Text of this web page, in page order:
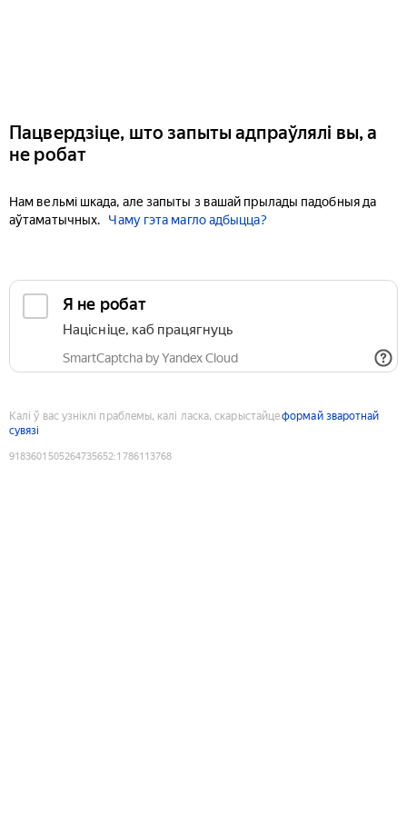
Пацвердзіце, што запыты адпраўлялі вы, а
не робат
Нам вельмі шкада, але запыты з вашай прылады падобныя да
аўтаматычных.
Чаму гэта магло адбыцца?
Я не робат
Націсніце, каб працягнуць
SmartCaptcha by Yandex Cloud
Калі ў вас узніклі праблемы, калі ласка, скарыстайцеформай зваротнай
сувязі
9183601505264735652:1786113768